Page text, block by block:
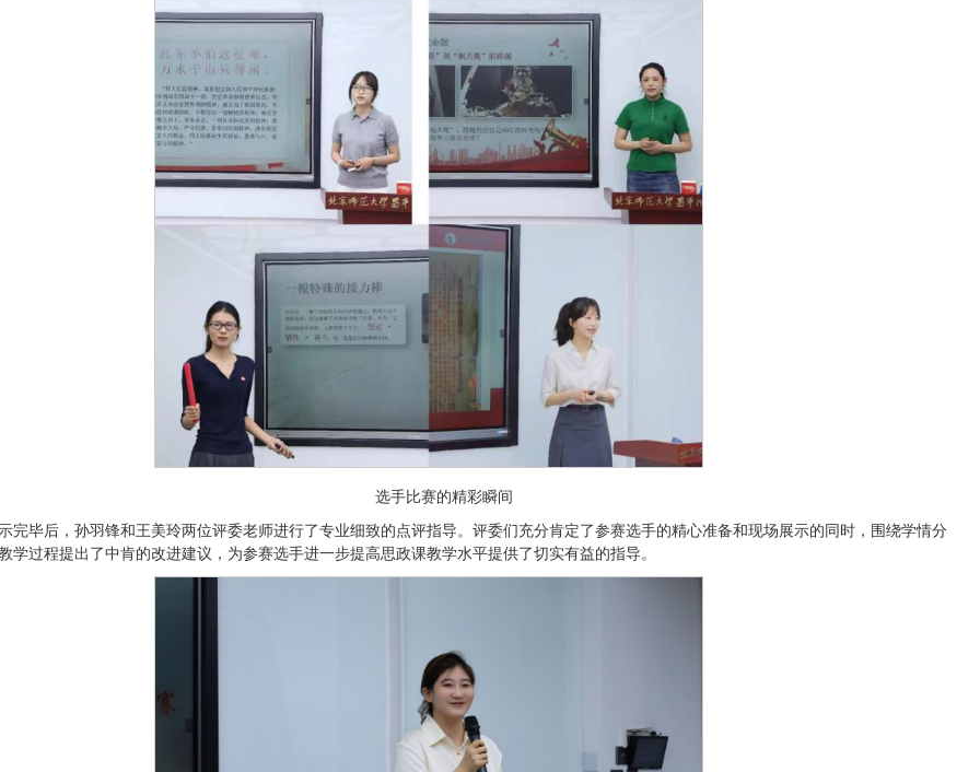
选手比赛的精彩瞬间
完毕后，孙羽锋和王美玲两位评委老师进行了专业细致的点评指导。评委们充分肯定了参赛选手的精心准备和现场展示的同时，围绕学情分
学过程提出了中肯的改进建议，为参赛选手进一步提高思政课教学水平提供了切实有益的指导。